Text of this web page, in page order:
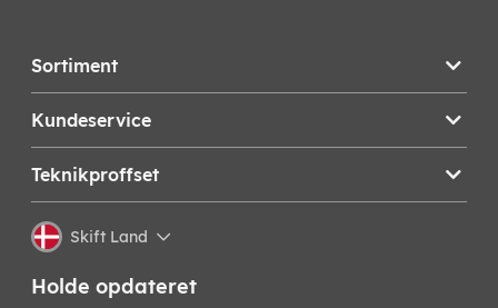
Sortiment
Kundeservice
Teknikproffset
Skift Land
Holde opdateret